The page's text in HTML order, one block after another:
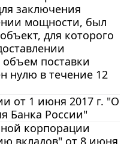
заключения
мощности, был
для которого
поставки
нулю в течение 12
от 1 июня 2017 г. "О
Банка России"
корпорации
вкладов" от 8 июня